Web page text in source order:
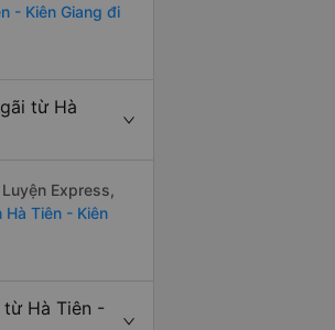
- Kiên Giang đi
từ Hà
Express,
Hà Tiên - Kiên
Hà Tiên -